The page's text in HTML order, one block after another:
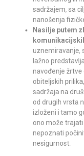
sadržajem, sa
nanošenja
Nasilje putem
uznemiravanje,
lažno
navođenje žrtve
obiteljskih
sadržaja na
od drugih vrsta
izloženi i tamo
ono može
nepoznati
nesigurnost.